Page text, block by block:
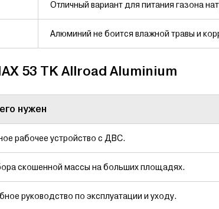
Отличный вариант для питания газона
Алюминий не боится влажной травы и
53 TK Allroad Aluminium
нужен
рабочее устройство с ДВС.
скошенной массы на больших площадях.
руководство по эксплуатации и уходу.